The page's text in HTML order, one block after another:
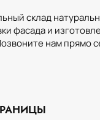
склад
фасада и
нам прямо